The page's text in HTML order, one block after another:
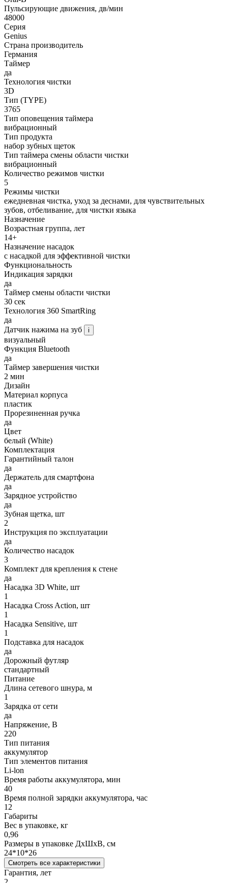
Пульсирующие движения, дв/мин
48000
Серия
Genius
Страна производитель
Германия
Таймер
да
Технология чистки
3D
Тип (TYPE)
3765
Тип оповещения таймера
вибрационный
Тип продукта
набор зубных щеток
Тип таймера смены области чистки
вибрационный
Количество режимов чистки
5
Режимы чистки
ежедневная чистка, уход за деснами, для чувствительных
зубов, отбеливание, для чистки языка
Назначение
Возрастная группа, лет
14+
Назначение насадок
с насадкой для эффективной чистки
Функциональность
Индикация зарядки
да
Таймер смены области чистки
30 сек
Технология 360 SmartRing
да
Датчик нажима на зуб
i
визуальный
Функция Bluetooth
да
Таймер завершения чистки
2 мин
Дизайн
Материал корпуса
пластик
Прорезиненная ручка
да
Цвет
белый (White)
Комплектация
Гарантийный талон
да
Держатель для смартфона
да
Зарядное устройство
да
Зубная щетка, шт
2
Инструкция по эксплуатации
да
Количество насадок
3
Комплект для крепления к стене
да
Насадка 3D White, шт
1
Насадка Cross Action, шт
1
Насадка Sensitive, шт
1
Подставка для насадок
да
Дорожный футляр
стандартный
Питание
Длина сетевого шнура, м
1
Зарядка от сети
да
Напряжение, В
220
Тип питания
аккумулятор
Тип элементов питания
Li-lon
Время работы аккумулятора, мин
40
Время полной зарядки аккумулятора, час
12
Габариты
Вес в упаковке, кг
0,96
Размеры в упаковке ДxШxВ, см
24*10*26
Смотреть все характеристики
Гарантия, лет